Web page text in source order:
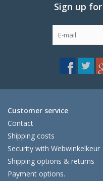
Sign up
Customer service
Contact
Shipping costs
Security with Webwinkelkeur
Shipping options & returns
Payment options.